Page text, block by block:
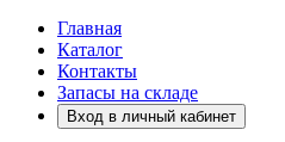
Главная
Каталог
Контакты
Запасы на складе
Вход в личный кабинет